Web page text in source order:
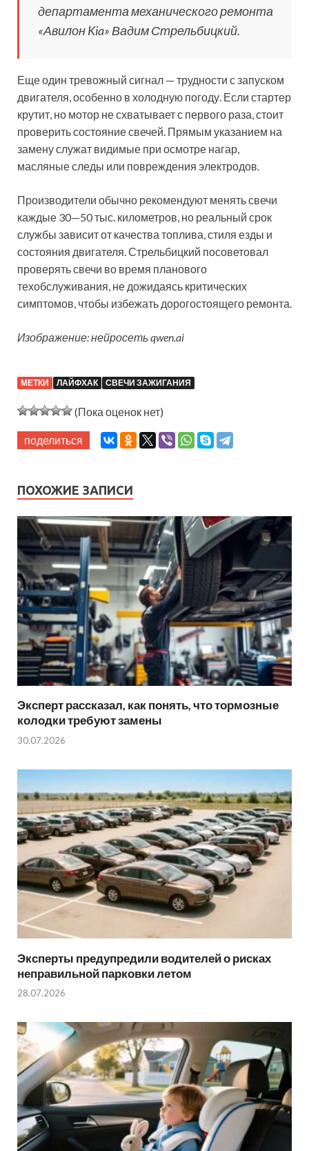
департамента механического ремонта
«Авилон Kia» Вадим Стрельбицкий.
Еще один тревожный сигнал — трудности с запуском
двигателя, особенно в холодную погоду. Если стартер
крутит, но мотор не схватывает с первого раза, стоит
проверить состояние свечей. Прямым указанием на
замену служат видимые при осмотре нагар,
масляные следы или повреждения электродов.
Производители обычно рекомендуют менять свечи
каждые 30—50 тыс. километров, но реальный срок
службы зависит от качества топлива, стиля езды и
состояния двигателя. Стрельбицкий посоветовал
проверять свечи во время планового
техобслуживания, не дожидаясь критических
симптомов, чтобы избежать дорогостоящего ремонта.
Изображение: нейросеть qwen.ai
МЕТКИ ЛАЙФХАК СВЕЧИ ЗАЖИГАНИЯ
(Пока оценок нет)
поделиться
ПОХОЖИЕ ЗАПИСИ
Эксперт рассказал, как понять, что тормозные
колодки требуют замены
30.07.2026
Эксперты предупредили водителей о рисках
неправильной парковки летом
28.07.2026